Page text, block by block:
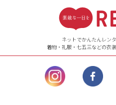
【ご注文（インターネット）】
24時間年中無休
【お問い合わせ窓口（メー
ル）】10:00~17:00
土曜日、日曜日、臨
時休業日を除く。
営業時間外にいただ
ネットでかんたんレン
着物・礼服・七五三などの衣